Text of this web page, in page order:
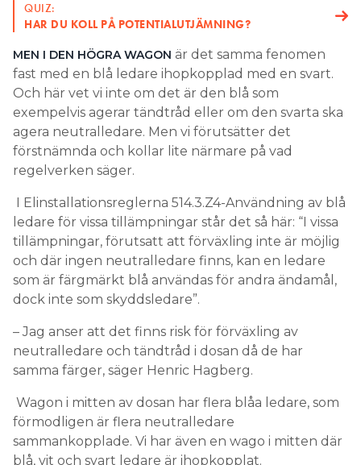
QUIZ:
HAR DU KOLL PÅ POTENTIALUTJÄMNING?
MEN I DEN HÖGRA WAGON är det samma fenomen
fast med en blå ledare ihopkopplad med en svart.
Och här vet vi inte om det är den blå som
exempelvis agerar tändtråd eller om den svarta ska
agera neutralledare. Men vi förutsätter det
förstnämnda och kollar lite närmare på vad
regelverken säger.
I Elinstallationsreglerna 514.3.Z4-Användning av blå
ledare för vissa tillämpningar står det så här: “I vissa
tillämpningar, förutsatt att förväxling inte är möjlig
och där ingen neutralledare finns, kan en ledare
som är färgmärkt blå användas för andra ändamål,
dock inte som skyddsledare”.
– Jag anser att det finns risk för förväxling av
neutralledare och tändtråd i dosan då de har
samma färger, säger Henric Hagberg.
Wagon i mitten av dosan har flera blåa ledare, som
förmodligen är flera neutralledare
sammankopplade. Vi har även en wago i mitten där
blå, vit och svart ledare är ihopkopplat.